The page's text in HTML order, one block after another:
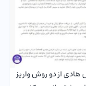
از دو روش واریز